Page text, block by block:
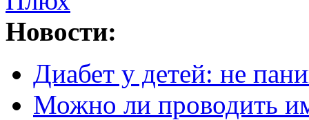
Новости:
Диабет у детей: не
Можно ли проводить